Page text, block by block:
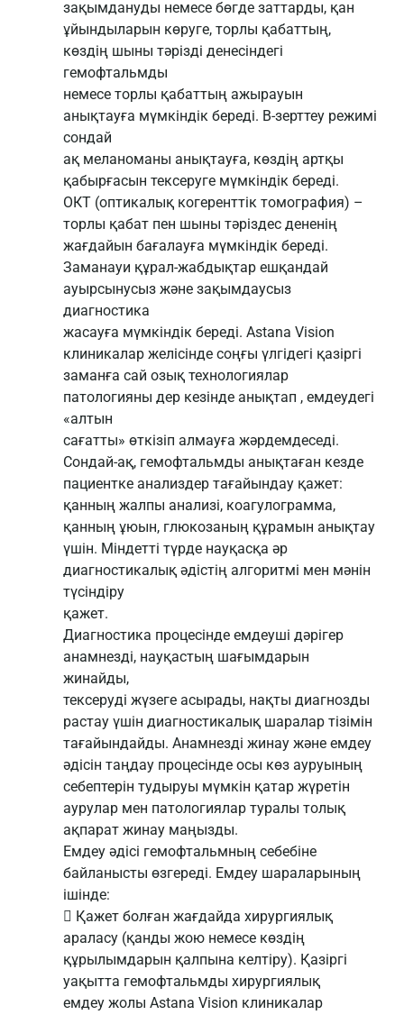
зақымдануды немесе бөгде заттарды, қан
ұйындыларын көруге, торлы қабаттың,
көздің шыны тәрізді денесіндегі
гемофтальмды
немесе торлы қабаттың ажырауын
анықтауға мүмкіндік береді. В-зерттеу режимі
сондай
ақ меланоманы анықтауға, көздің артқы
қабырғасын тексеруге мүмкіндік береді.
ОКТ (оптикалық когеренттік томография) –
торлы қабат пен шыны тәріздес дененің
жағдайын бағалауға мүмкіндік береді.
Заманауи құрал-жабдықтар ешқандай
ауырсынусыз және зақымдаусыз
диагностика
жасауға мүмкіндік береді. Astana Vision
клиникалар желісінде соңғы үлгідегі қазіргі
заманға сай озық технологиялар
патологияны дер кезінде анықтап , емдеудегі
«алтын
сағатты» өткізіп алмауға жәрдемдеседі.
Сондай-ақ, гемофтальмды анықтаған кезде
пациентке анализдер тағайындау қажет:
қанның жалпы анализі, коагулограмма,
қанның ұюын, глюкозаның құрамын анықтау
үшін. Міндетті түрде науқасқа әр
диагностикалық әдістің алгоритмі мен мәнін
түсіндіру
қажет.
Диагностика процесінде емдеуші дәрігер
анамнезді, науқастың шағымдарын
жинайды,
тексеруді жүзеге асырады, нақты диагнозды
растау үшін диагностикалық шаралар тізімін
тағайындайды. Анамнезді жинау және емдеу
әдісін таңдау процесінде осы көз ауруының
себептерін тудыруы мүмкін қатар жүретін
аурулар мен патологиялар туралы толық
ақпарат жинау маңызды.
Емдеу әдісі гемофтальмның себебіне
байланысты өзгереді. Емдеу шараларының
ішінде:
 Қажет болған жағдайда хирургиялық
араласу (қанды жою немесе көздің
құрылымдарын қалпына келтіру). Қазіргі
уақытта гемофтальмды хирургиялық
емдеу жолы Astana Vision клиникалар